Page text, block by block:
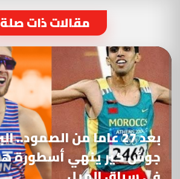
مقالات ذات صلة
بعد 27 عاما من الصمود..
جوش كير ينهي أسطورة